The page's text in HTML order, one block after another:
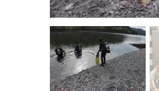
Changer la diapositive